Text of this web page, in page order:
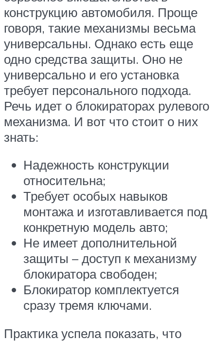
конструкцию автомобиля. Проще
говоря, такие механизмы весьма
универсальны. Однако есть еще
одно средства защиты. Оно не
универсально и его установка
требует персонального подхода.
Речь идет о блокираторах рулевого
механизма. И вот что стоит о них
знать:
Надежность конструкции
относительна;
Требует особых навыков
монтажа и изготавливается под
конкретную модель авто;
Не имеет дополнительной
защиты – доступ к механизму
блокиратора свободен;
Блокиратор комплектуется
сразу тремя ключами.
Практика успела показать, что